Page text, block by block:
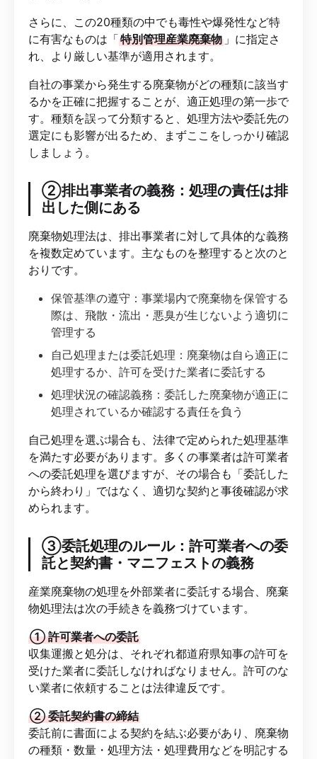
さらに、この20種類の中でも毒性や爆発性など特
に有害なものは「特別管理産業廃棄物 」に指定さ
れ、より厳しい基準が適用されます。
自社の事業から発生する廃棄物がどの種類に該当す
るかを正確に把握することが、適正処理の第一歩で
す。種類を誤って分類すると、処理方法や委託先の
選定にも影響が出るため、まずここをしっかり確認
しましょう。
②排出事業者の義務：処理の責任は排
出した側にある
廃棄物処理法は、排出事業者に対して具体的な義務
を複数定めています。主なものを整理すると次のと
おりです。
保管基準の遵守：事業場内で廃棄物を保管する
際は、飛散・流出・悪臭が生じないよう適切に
管理する
自己処理または委託処理：廃棄物は自ら適正に
処理するか、許可を受けた業者に委託する
処理状況の確認義務：委託した廃棄物が適正に
処理されているか確認する責任を負う
自己処理を選ぶ場合も、法律で定められた処理基準
を満たす必要があります。多くの事業者は許可業者
への委託処理を選びますが、その場合も「委託した
から終わり」ではなく、適切な契約と事後確認が求
められます。
③委託処理のルール：許可業者への委
託と契約書・マニフェストの義務
産業廃棄物の処理を外部業者に委託する場合、廃棄
物処理法は次の手続きを義務づけています。
① 許可業者への委託
収集運搬と処分は、それぞれ都道府県知事の許可を
受けた業者に委託しなければなりません。許可のな
い業者に依頼することは法律違反です。
② 委託契約書の締結
委託前に書面による契約を結ぶ必要があり、廃棄物
の種類・数量・処理方法・処理費用などを明記する